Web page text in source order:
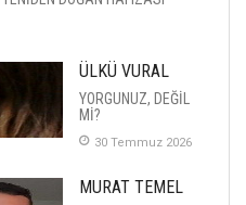
ÜLKÜ VURAL
YORGUNUZ, DEĞİL
Mİ?
30 Temmuz 2026
MURAT TEMEL